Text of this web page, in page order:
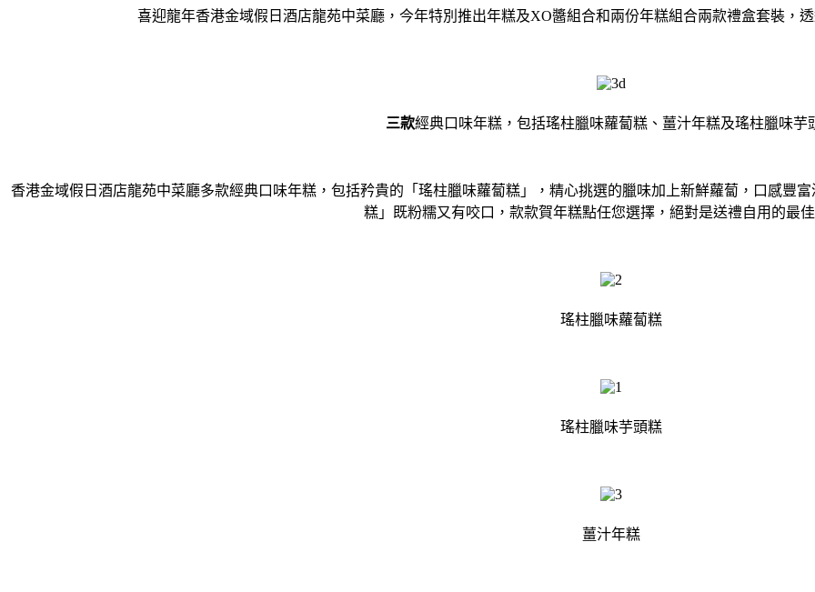
喜迎龍年香港金域假日酒店龍苑中菜廳，今年特別推出年糕及XO醬組合和兩份年糕組合兩款禮盒套裝，
三款經典口味年糕，包括瑤柱臘味蘿蔔糕、薑汁年糕及瑤柱臘味芋
香港金域假日酒店龍苑中菜廳多款經典口味年糕，包括矜貴的「瑤柱臘味蘿蔔糕」，精心挑選的臘味加上新鮮蘿蔔，口感豐
糕」既粉糯又有咬口，款款賀年糕點任您選擇，絕對是送禮自用的最佳
瑤柱臘味蘿蔔糕
瑤柱臘味芋頭糕
薑汁年糕